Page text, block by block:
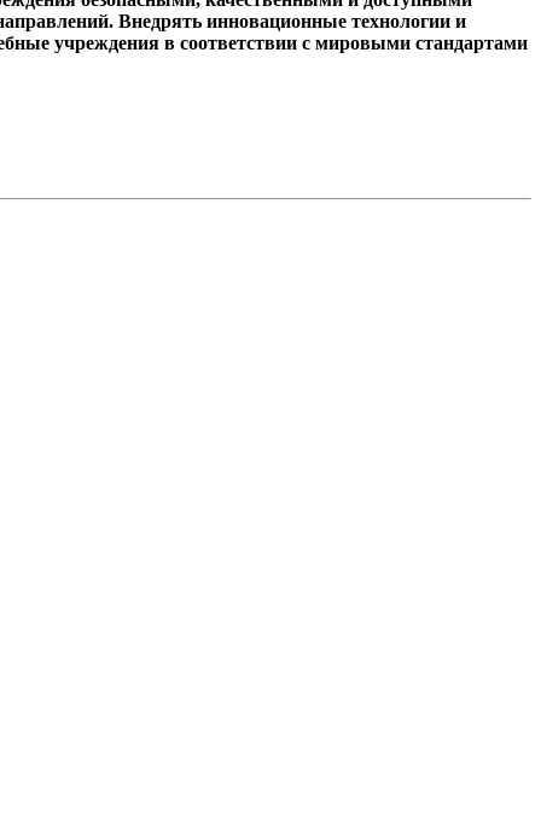
Внедрять инновационные технологии и
учреждения в соответствии с мировыми стандартами